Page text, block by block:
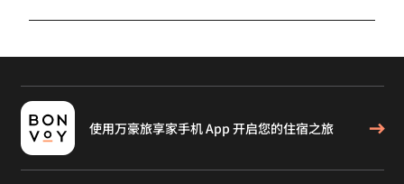
使用万豪旅享家手机 App 开启您的住宿之旅